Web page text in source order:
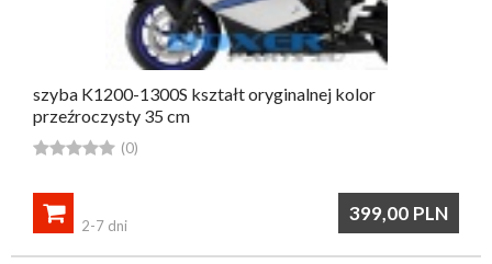
szyba K1200-1300S kształt oryginalnej kolor
przeźroczysty 35 cm
 (0)
399,00 PLN

2-7 dni